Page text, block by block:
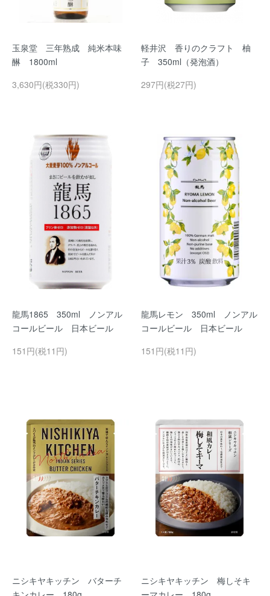
玉泉堂 三年熟成 純米本味
醂 1800ml
3,630円(税330円)
軽井沢 香りのクラフト 柚
子 350ml（発泡酒）
297円(税27円)
龍馬1865 350ml ノンアル
コールビール 日本ビール
151円(税11円)
龍馬レモン 350ml ノンアル
コールビール 日本ビール
151円(税11円)
ニシキヤキッチン バターチ
ニシキヤキッチン 梅しそキ